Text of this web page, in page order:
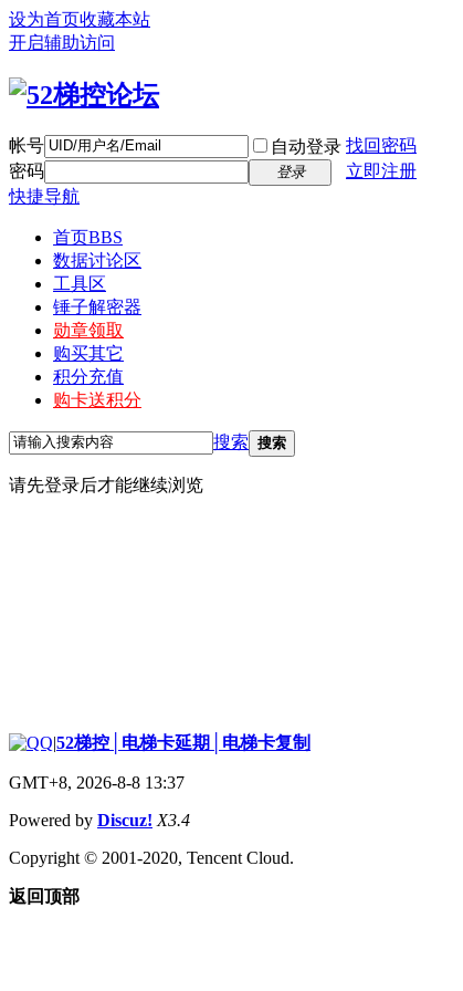
设为首页收藏本站
开启辅助访问
帐号 自动登录 找回密码
密码
登录
立即注册
快捷导航
首页BBS
数据讨论区
工具区
锤子解密器
勋章领取
购买其它
积分充值
购卡送积分
搜索 搜索
请先登录后才能继续浏览
|52梯控│电梯卡延期│电梯卡复制
GMT+8, 2026-8-8 13:37
Powered by Discuz! X3.4
Copyright © 2001-2020, Tencent Cloud.
返回顶部